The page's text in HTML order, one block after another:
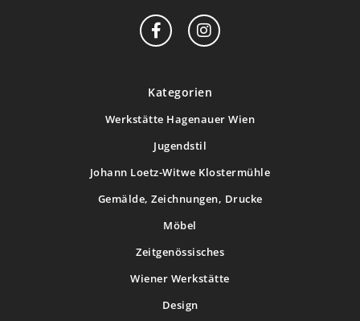
Kategorien
Werkstätte Hagenauer Wien
Jugendstil
Johann Loetz-Witwe Klostermühle
Gemälde, Zeichnungen, Drucke
Möbel
Zeitgenössisches
Wiener Werkstätte
Design